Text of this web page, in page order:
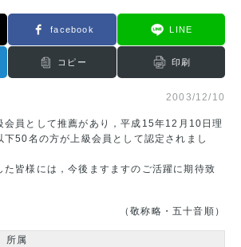
facebook LINE
コピー 印刷
2003/12/10
会員として推薦があり，平成15年12月10日理
下50名の方が上級会員として認定されまし
た皆様には，今後ますますのご活躍に期待致
（敬称略・五十音順）
所属